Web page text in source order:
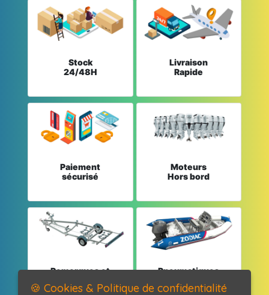
Stock
24/48H
Livraison
Rapide
Paiement
sécurisé
Moteurs
Hors bord
Remorques et
Pneumatiques
🍪 Cookies & Politique de confidentialité